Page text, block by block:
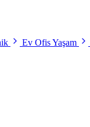
Ev Ofis Yaşam